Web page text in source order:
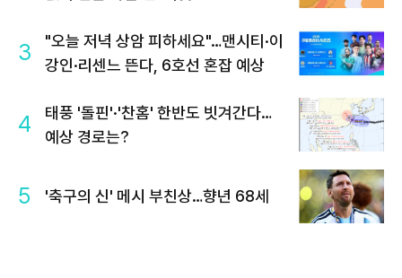
3
"오늘 저녁 상암 피하세요"…맨시티·이
강인·리센느 뜬다, 6호선 혼잡 예상
4
태풍 '돌핀'·'찬홈' 한반도 빗겨간다…
예상 경로는?
5 '축구의 신' 메시 부친상…향년 68세